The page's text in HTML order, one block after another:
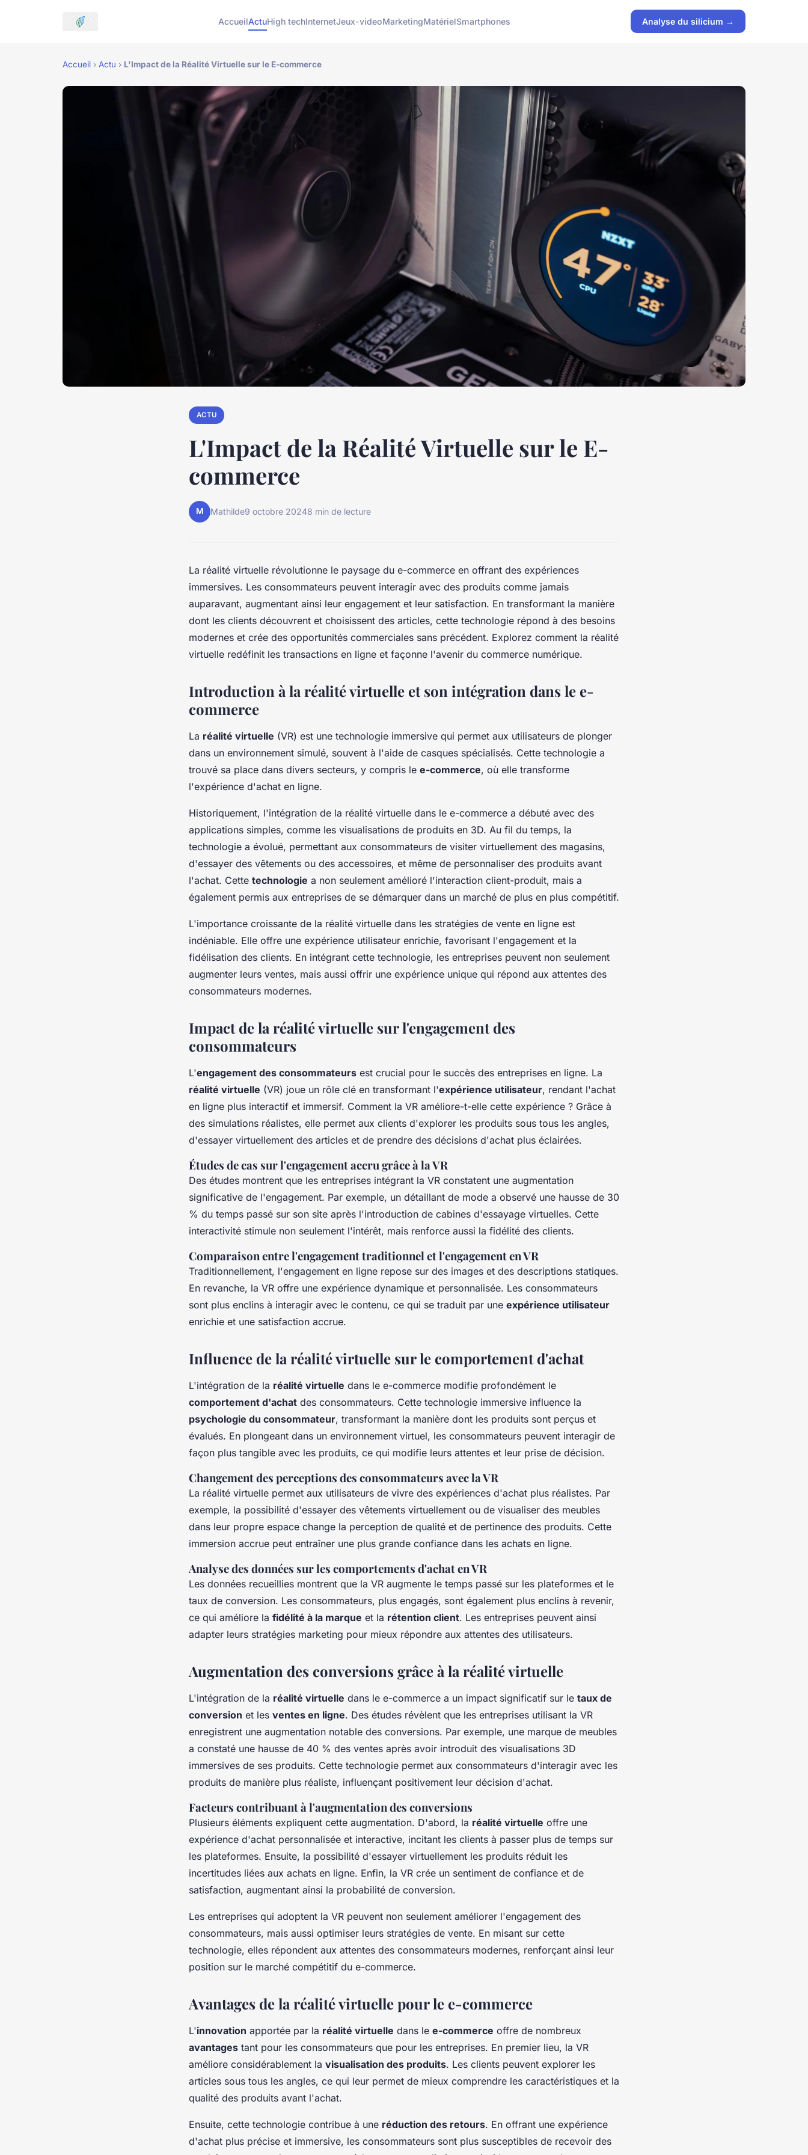
AccueilActuHigh techInternetJeux-videoMarketingMatérielSmartphones Analyse du silicium →
Accueil › Actu › L'Impact de la Réalité Virtuelle sur le E-commerce
ACTU
L'Impact de la Réalité Virtuelle sur le E-
commerce
M Mathilde9 octobre 20248 min de lecture
La réalité virtuelle révolutionne le paysage du e-commerce en offrant des expériences
immersives. Les consommateurs peuvent interagir avec des produits comme jamais
auparavant, augmentant ainsi leur engagement et leur satisfaction. En transformant la manière
dont les clients découvrent et choisissent des articles, cette technologie répond à des besoins
modernes et crée des opportunités commerciales sans précédent. Explorez comment la réalité
virtuelle redéfinit les transactions en ligne et façonne l'avenir du commerce numérique.
Introduction à la réalité virtuelle et son intégration dans le e-
commerce
La réalité virtuelle (VR) est une technologie immersive qui permet aux utilisateurs de plonger
dans un environnement simulé, souvent à l'aide de casques spécialisés. Cette technologie a
trouvé sa place dans divers secteurs, y compris le e-commerce, où elle transforme
l'expérience d'achat en ligne.
Historiquement, l'intégration de la réalité virtuelle dans le e-commerce a débuté avec des
applications simples, comme les visualisations de produits en 3D. Au fil du temps, la
technologie a évolué, permettant aux consommateurs de visiter virtuellement des magasins,
d'essayer des vêtements ou des accessoires, et même de personnaliser des produits avant
l'achat. Cette technologie a non seulement amélioré l'interaction client-produit, mais a
également permis aux entreprises de se démarquer dans un marché de plus en plus compétitif.
L'importance croissante de la réalité virtuelle dans les stratégies de vente en ligne est
indéniable. Elle offre une expérience utilisateur enrichie, favorisant l'engagement et la
fidélisation des clients. En intégrant cette technologie, les entreprises peuvent non seulement
augmenter leurs ventes, mais aussi offrir une expérience unique qui répond aux attentes des
consommateurs modernes.
Impact de la réalité virtuelle sur l'engagement des
consommateurs
L'engagement des consommateurs est crucial pour le succès des entreprises en ligne. La
réalité virtuelle (VR) joue un rôle clé en transformant l'expérience utilisateur, rendant l'achat
en ligne plus interactif et immersif. Comment la VR améliore-t-elle cette expérience ? Grâce à
des simulations réalistes, elle permet aux clients d'explorer les produits sous tous les angles,
d'essayer virtuellement des articles et de prendre des décisions d'achat plus éclairées.
Études de cas sur l'engagement accru grâce à la VR
Des études montrent que les entreprises intégrant la VR constatent une augmentation
significative de l'engagement. Par exemple, un détaillant de mode a observé une hausse de 30
% du temps passé sur son site après l'introduction de cabines d'essayage virtuelles. Cette
interactivité stimule non seulement l'intérêt, mais renforce aussi la fidélité des clients.
Comparaison entre l'engagement traditionnel et l'engagement en VR
Traditionnellement, l'engagement en ligne repose sur des images et des descriptions statiques.
En revanche, la VR offre une expérience dynamique et personnalisée. Les consommateurs
sont plus enclins à interagir avec le contenu, ce qui se traduit par une expérience utilisateur
enrichie et une satisfaction accrue.
Influence de la réalité virtuelle sur le comportement d'achat
L'intégration de la réalité virtuelle dans le e-commerce modifie profondément le
comportement d'achat des consommateurs. Cette technologie immersive influence la
psychologie du consommateur, transformant la manière dont les produits sont perçus et
évalués. En plongeant dans un environnement virtuel, les consommateurs peuvent interagir de
façon plus tangible avec les produits, ce qui modifie leurs attentes et leur prise de décision.
Changement des perceptions des consommateurs avec la VR
La réalité virtuelle permet aux utilisateurs de vivre des expériences d'achat plus réalistes. Par
exemple, la possibilité d'essayer des vêtements virtuellement ou de visualiser des meubles
dans leur propre espace change la perception de qualité et de pertinence des produits. Cette
immersion accrue peut entraîner une plus grande confiance dans les achats en ligne.
Analyse des données sur les comportements d'achat en VR
Les données recueillies montrent que la VR augmente le temps passé sur les plateformes et le
taux de conversion. Les consommateurs, plus engagés, sont également plus enclins à revenir,
ce qui améliore la fidélité à la marque et la rétention client. Les entreprises peuvent ainsi
adapter leurs stratégies marketing pour mieux répondre aux attentes des utilisateurs.
Augmentation des conversions grâce à la réalité virtuelle
L'intégration de la réalité virtuelle dans le e-commerce a un impact significatif sur le taux de
conversion et les ventes en ligne. Des études révèlent que les entreprises utilisant la VR
enregistrent une augmentation notable des conversions. Par exemple, une marque de meubles
a constaté une hausse de 40 % des ventes après avoir introduit des visualisations 3D
immersives de ses produits. Cette technologie permet aux consommateurs d'interagir avec les
produits de manière plus réaliste, influençant positivement leur décision d'achat.
Facteurs contribuant à l'augmentation des conversions
Plusieurs éléments expliquent cette augmentation. D'abord, la réalité virtuelle offre une
expérience d'achat personnalisée et interactive, incitant les clients à passer plus de temps sur
les plateformes. Ensuite, la possibilité d'essayer virtuellement les produits réduit les
incertitudes liées aux achats en ligne. Enfin, la VR crée un sentiment de confiance et de
satisfaction, augmentant ainsi la probabilité de conversion.
Les entreprises qui adoptent la VR peuvent non seulement améliorer l'engagement des
consommateurs, mais aussi optimiser leurs stratégies de vente. En misant sur cette
technologie, elles répondent aux attentes des consommateurs modernes, renforçant ainsi leur
position sur le marché compétitif du e-commerce.
Avantages de la réalité virtuelle pour le e-commerce
L'innovation apportée par la réalité virtuelle dans le e-commerce offre de nombreux
avantages tant pour les consommateurs que pour les entreprises. En premier lieu, la VR
améliore considérablement la visualisation des produits. Les clients peuvent explorer les
articles sous tous les angles, ce qui leur permet de mieux comprendre les caractéristiques et la
qualité des produits avant l'achat.
Ensuite, cette technologie contribue à une réduction des retours. En offrant une expérience
d'achat plus précise et immersive, les consommateurs sont plus susceptibles de recevoir des